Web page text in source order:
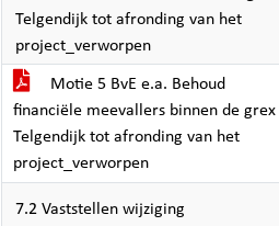
Telgendijk tot afronding van het
project_verworpen
Motie 5 BvE e.a. Behoud
financiële meevallers binnen de grex
Telgendijk tot afronding van het
project_verworpen
7.2 Vaststellen wijziging